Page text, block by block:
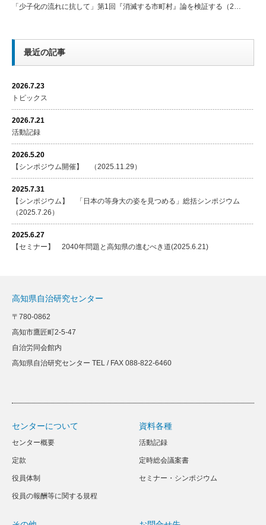
「少子化の流れに抗して」第1回『消滅する市町村』論を検証する（2…
最近の記事
2026.7.23
トピックス
2026.7.21
活動記録
2026.5.20
【シンポジウム開催】 （2025.11.29）
2025.7.31
【シンポジウム】 「日本の等身大の姿を見つめる」総括シンポジウム
（2025.7.26）
2025.6.27
【セミナー】 2040年問題と高知県の進むべき道(2025.6.21)
高知県自治研究センター
〒780-0862
高知市鷹匠町2-5-47
自治労同会館内
高知県自治研究センター TEL / FAX 088-822-6460
センターについて
センター概要
定款
役員体制
役員の報酬等に関する規程
資料各種
活動記録
定時総会議案書
セミナー・シンポジウム